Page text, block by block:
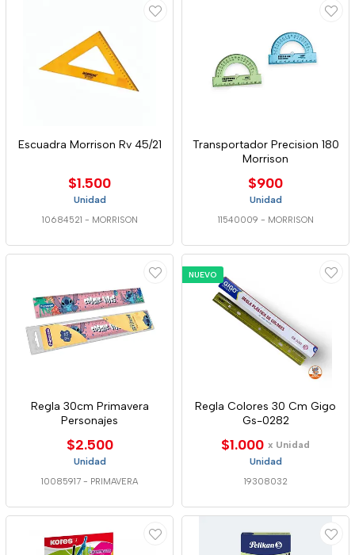
Escuadra Morrison Rv 45/21
$1.500
Unidad
10684521 - MORRISON
Transportador Precision 180
Morrison
$900
Unidad
11540009 - MORRISON
Regla 30cm Primavera
Personajes
$2.500
Unidad
10085917 - PRIMAVERA
NUEVO
Regla Colores 30 Cm Gigo
Gs-0282
$1.000 x Unidad
Unidad
19308032